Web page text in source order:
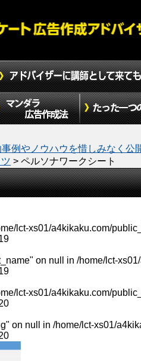
例やノウハウを惜しみなく公
> ペルソナワークシート
lct-xs01/a4kikaku.com/
on null in /home/lct-
lct-xs01/a4kikaku.com/
on null in /home/lct-xs01/